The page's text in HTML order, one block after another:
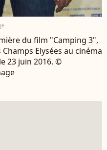
du film "Camping 3",
Elysées au cinéma
23 juin 2016. ©